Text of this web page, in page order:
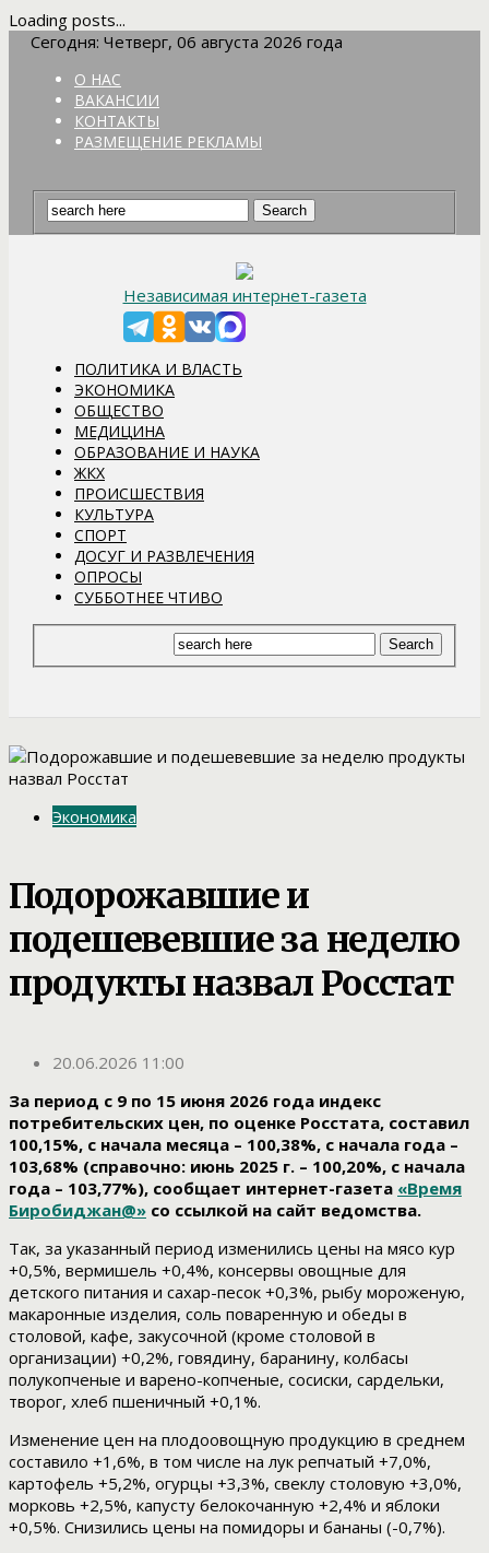
Loading posts...
Сегодня: Четверг, 06 августа 2026 года
О НАС
ВАКАНСИИ
КОНТАКТЫ
РАЗМЕЩЕНИЕ РЕКЛАМЫ
Независимая интернет-газета
ПОЛИТИКА И ВЛАСТЬ
ЭКОНОМИКА
ОБЩЕСТВО
МЕДИЦИНА
ОБРАЗОВАНИЕ И НАУКА
ЖКХ
ПРОИСШЕСТВИЯ
КУЛЬТУРА
СПОРТ
ДОСУГ И РАЗВЛЕЧЕНИЯ
ОПРОСЫ
СУББОТНЕЕ ЧТИВО
Экономика
Подорожавшие и
подешевевшие за неделю
продукты назвал Росстат
20.06.2026 11:00
За период с 9 по 15 июня 2026 года индекс
потребительских цен, по оценке Росстата, составил
100,15%, с начала месяца – 100,38%, с начала года –
103,68% (справочно: июнь 2025 г. – 100,20%, с начала
года – 103,77%), сообщает интернет-газета «Время
Биробиджан@» со ссылкой на сайт ведомства.
Так, за указанный период изменились цены на мясо кур
+0,5%, вермишель +0,4%, консервы овощные для
детского питания и сахар-песок +0,3%, рыбу мороженую,
макаронные изделия, соль поваренную и обеды в
столовой, кафе, закусочной (кроме столовой в
организации) +0,2%, говядину, баранину, колбасы
полукопченые и варено-копченые, сосиски, сардельки,
творог, хлеб пшеничный +0,1%.
Изменение цен на плодоовощную продукцию в среднем
составило +1,6%, в том числе на лук репчатый +7,0%,
картофель +5,2%, огурцы +3,3%, свеклу столовую +3,0%,
морковь +2,5%, капусту белокочанную +2,4% и яблоки
+0,5%. Снизились цены на помидоры и бананы (-0,7%).